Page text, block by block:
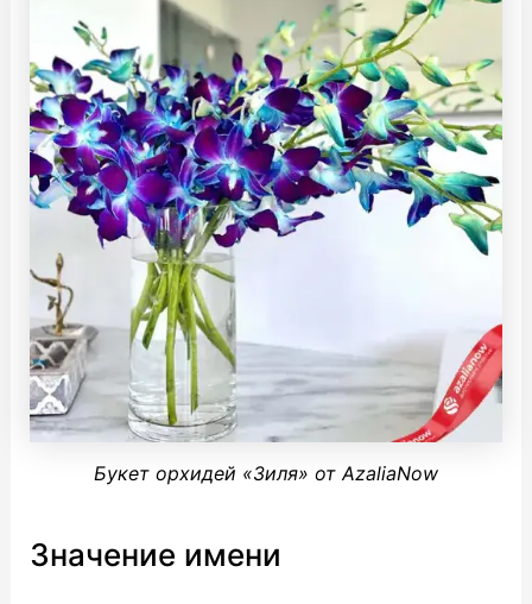
Букет орхидей «Зиля» от AzaliaNow
Значение имени